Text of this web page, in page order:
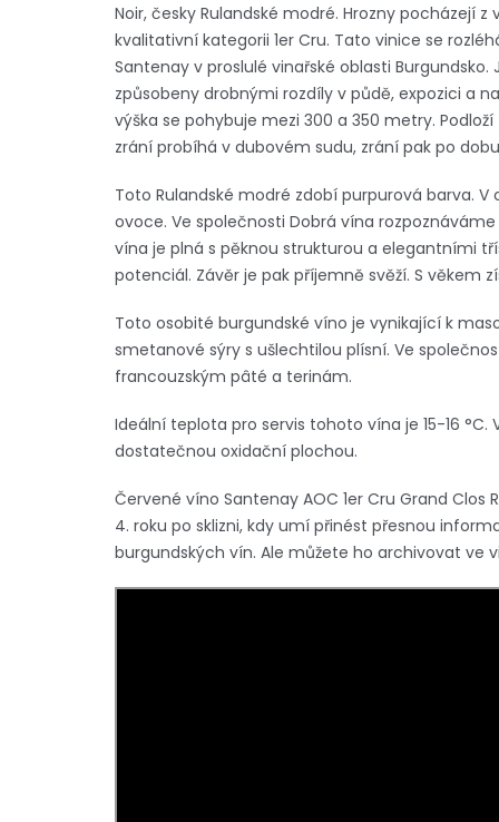
Noir, česky Rulandské modré. Hrozny pocházejí
kvalitativní kategorii 1er Cru. Tato vinice se
Santenay v proslulé vinařské oblasti
způsobeny drobnými rozdíly v půdě, expozici a
výška se pohybuje mezi 300 a 350 metry.
zrání probíhá v dubovém sudu, zrání pak po
Toto Rulandské modré zdobí purpurová barva.
ovoce. Ve společnosti Dobrá vína
vína je plná s pěknou strukturou a elegantními
potenciál. Závěr je pak příjemně svěží. S věkem
Toto osobité burgundské víno je vynikající k
smetanové sýry s ušlechtilou plísní. Ve
francouzským pâté a terinám.
Ideální teplota pro servis tohoto vína je 15-16
dostatečnou oxidační plochou.
Červené víno Santenay AOC 1er Cru Grand
4. roku po sklizni, kdy umí přinést přesnou
burgundských vín. Ale můžete ho archivovat ve